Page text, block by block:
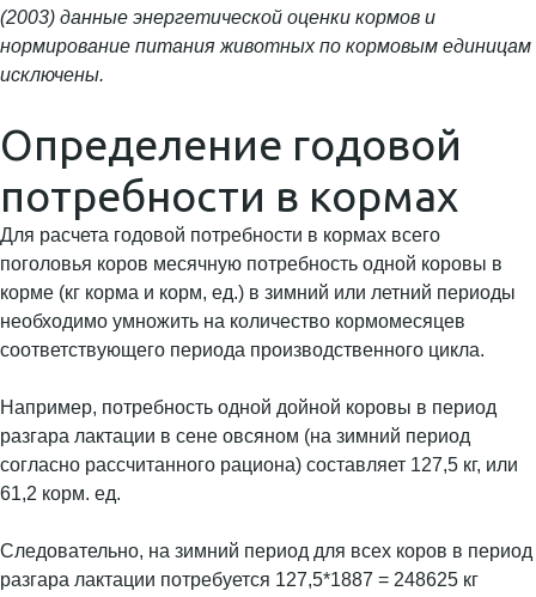
(2003) данные энергетической оценки кормов и
нормирование питания животных по кормовым единицам
исключены.
Определение годовой
потребности в кормах
Для расчета годовой потребности в кормах всего
поголовья коров месячную потребность одной коровы в
корме (кг корма и корм, ед.) в зимний или летний периоды
необходимо умножить на количество кормомесяцев
соответствующего периода производственного цикла.
Например, потребность одной дойной коровы в период
разгара лактации в сене овсяном (на зимний период
согласно рассчитанного рациона) составляет 127,5 кг, или
61,2 корм. ед.
Следовательно, на зимний период для всех коров в период
разгара лактации потребуется 127,5*1887 = 248625 кг